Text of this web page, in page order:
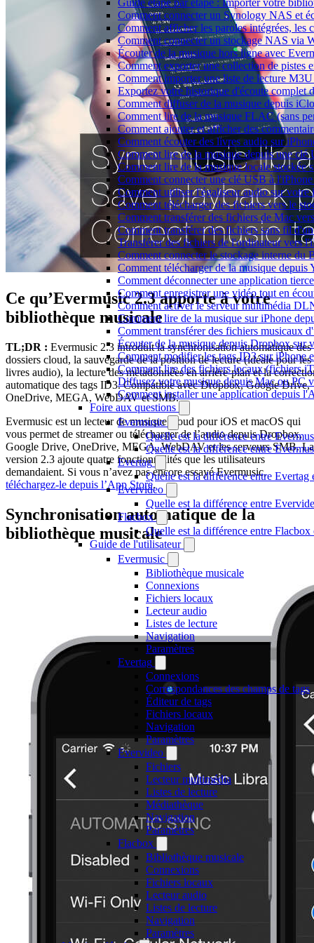
Guide étape par étape : Importer votre
Comment connecter un Synology NAS et
Comment afficher les paroles intégrées,
Comment connecter un stockage NAS via
Écouter de la musique hors ligne avec
Comment exporter une collection de
Comment importer une liste de lecture
Exportez votre historique d'écoute complet
Comment diffuser de la musique depuis
Comment lire de la musique FLAC (sans
Comment ajouter et afficher des
Comment écouter des livres audio sur
Comment lire de la musique depuis une
Comment lire de la musique locale stockée
Comment connecter une clé USB à
Comment utiliser l'égaliseur audio sur
Comment télécharger des fichiers vers le
Comment transférer des fichiers de Mac
Comment transférer des fichiers sans fil
Transférer des fichiers de l'ordinateur vers
Comment connecter le stockage interne
Comment télécharger de la musique
Comment déconnecter une application
Comment enregistrer une vidéo tout en
Comment activer le serveur multimédia
Comment lire de la musique sur iPhone
Comment transférer des fichiers musicaux
Écouter de la musique depuis Dropbox sur
Comment modifier les tags ID3 sur iPhone
Comment lire des fichiers locaux (fichiers
Diffusez votre musique depuis Mac ou PC
Comment installer une application depuis
Foire aux questions
Evermusic
Quelle est la différence entre
Quelle est la différence entre
Evertag
Quelle est la différence entre Evertag
Evervideo
Quelle est la différence entre
Flacbox
Quelle est la différence entre
Guide de l'utilisateur
Evermusic
Bibliothèque musicale
Connexions
Fichiers locaux
Lecteur audio
Listes de lecture
Navigation
Paramètres
Evertag
Connexions
Correspondances des champs de tags
Éditeur de tags
Fichiers locaux
Navigation
Paramètres
Evervideo
Fichiers
Lecteur multimédia
Listes de lecture
Médiathèque
Navigation
Paramètres
Flacbox
Bibliothèque musicale
Connexions
Fichiers locaux
Lecteur audio
Listes de lecture
Navigation
Paramètres
Ce qu’Evermusic 2.3 apporte à votre
bibliothèque musicale
TL;DR : Evermusic 2.3 introduit la synchronisation automatique des
dossiers cloud, la sauvegarde de la position de lecture (idéale pour les
livres audio), la lecture des métadonnées en arrière-plan et la
automatique des tags ID3. Compatible avec Dropbox, Google Drive,
OneDrive, MEGA, WebDAV et SMB.
Evermusic est un lecteur de musique cloud pour iOS et macOS qui
vous permet de streamer ou télécharger de l’audio depuis Dropbox,
Google Drive, OneDrive, MEGA, WebDAV et les serveurs SMB. La
version 2.3 ajoute quatre fonctionnalités que les utilisateurs
demandaient. Si vous n’avez pas encore essayé Evermusic,
téléchargez-le depuis l’App Store.
Synchronisation automatique de la
bibliothèque musicale